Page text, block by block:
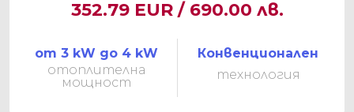
352.79 EUR / 690.00 лв.
от 3 kW до 4 kW
отоплителна
мощност
Конвенционален
технология